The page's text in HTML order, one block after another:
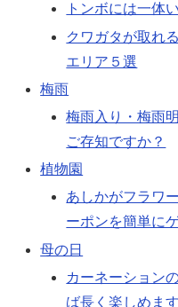
トンボには一体
クワガタが取れ
エリア５選
梅雨
梅雨入り・梅雨
ご存知ですか？
植物園
あしかがフラワ
ーポンを簡単に
母の日
カーネーション
ば長く楽しめます